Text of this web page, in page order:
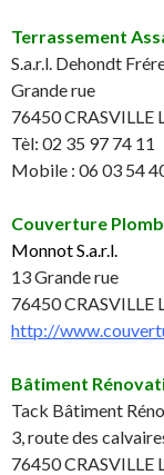
Terrassement
S.a.r.l. Dehondt
Grande rue
76450 CRASVILLE
Tèl: 02 35 97 74 11
Mobile : 06 03 54
Couverture
Monnot S.a.r.l.
13 Grande rue
76450 CRASVILLE
http://
Bâtiment
Tack Bâtiment
3, route des
76450 CRASVILLE